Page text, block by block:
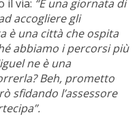
il via: “È una giornata di
accogliere gli
è una città che ospita
abbiamo i percorsi più
ne è una
Beh, prometto
sfidando l’assessore